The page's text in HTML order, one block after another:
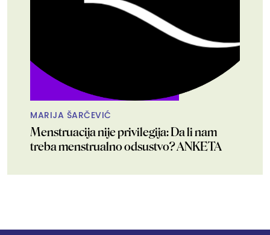
MARIJA ŠARČEVIĆ
Menstruacija nije privilegija: Da li nam
treba menstrualno odsustvo? ANKETA